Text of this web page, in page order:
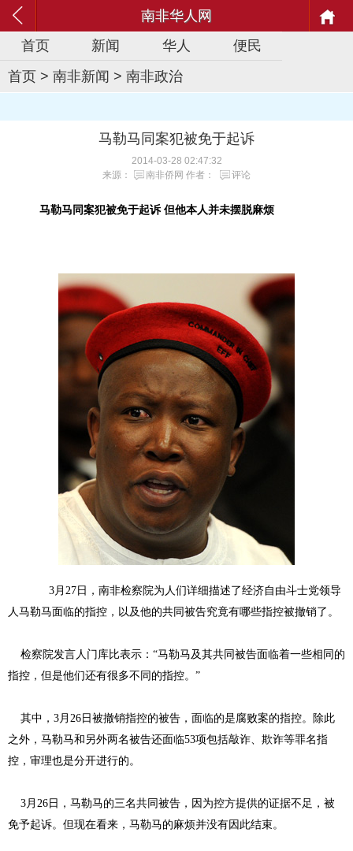
南非华人网
首页
新闻 华人
便民
首页 > 南非新闻 > 南非政治
马勒马同案犯被免于起诉
2014-03-28 02:47:32
来源：
南非侨网 作者： 评论
马勒马同案犯被免于起诉 但他本人并未摆脱麻烦
3月27日，南非检察院为人们详细描述了经济自由斗士党领导
人马勒马面临的指控，以及他的共同被告究竟有哪些指控被撤销了。
检察院发言人门库比表示：“马勒马及其共同被告面临着一些相同的
指控，但是他们还有很多不同的指控。”
其中，3月26日被撤销指控的被告，面临的是腐败案的指控。除此
之外，马勒马和另外两名被告还面临53项包括敲诈、欺诈等罪名指
控，审理也是分开进行的。
3月26日，马勒马的三名共同被告，因为控方提供的证据不足，被
免予起诉。但现在看来，马勒马的麻烦并没有因此结束。